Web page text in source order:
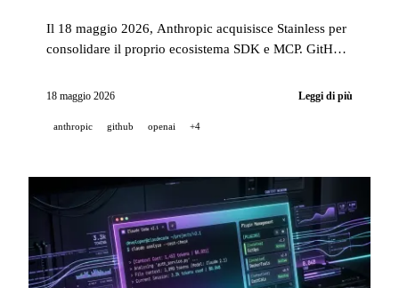
Il 18 maggio 2026, Anthropic acquisisce Stainless per
consolidare il proprio ecosistema SDK e MCP. GitHub
in modalità LTS garantita per 12 mesi, e il controllo
generale su mobile, web, VS Code e JetBrains.
18 maggio 2026 Leggi di più
anthropic github openai +4